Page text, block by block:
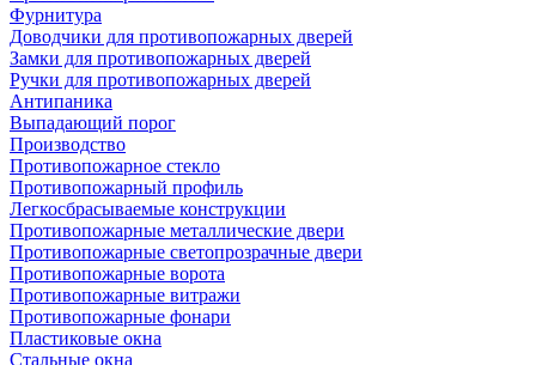
Фурнитура
Доводчики для противопожарных дверей
Замки для противопожарных дверей
Ручки для противопожарных дверей
Антипаника
Выпадающий порог
Производство
Противопожарное стекло
Противопожарный профиль
Легкосбрасываемые конструкции
Противопожарные металлические двери
Противопожарные светопрозрачные двери
Противопожарные ворота
Противопожарные витражи
Противопожарные фонари
Пластиковые окна
Стальные окна